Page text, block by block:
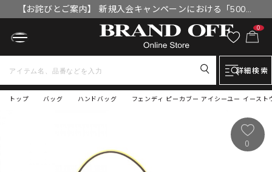
【お詫びとご案内】 新規入会キャンペーンにおける「500円
OFFクーポン」付与漏れと補填について
0
詳細検索
トップ フェンディ ピーカブー アイシーユー イース
バッグ ハンドバッグ
0